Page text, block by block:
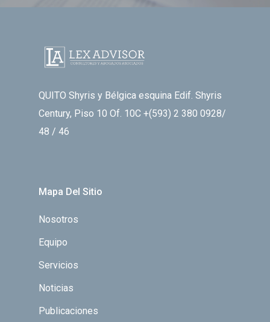
QUITO Shyris y Bélgica esquina Edif. Shyris
Century, Piso 10 Of. 10C +(593) 2 380 0928/
48 / 46
Mapa Del Sitio
Nosotros
Equipo
Servicios
Noticias
Publicaciones